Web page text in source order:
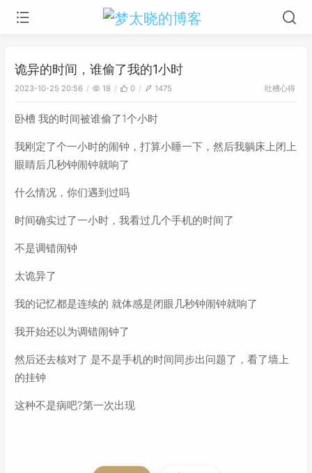
诡异的时间，谁偷了我的1小时
2023-10-25 20:56 18 0 1475 吐槽心得
卧槽 我的时间被谁偷了1个小时
我刚定了个一小时的闹钟，打算小睡一下，然后我躺床上闭上
眼睛后几秒钟闹钟就响了
什么情况，你们遇到过吗
时间确实过了一小时，我看过几个手机的时间了
不是调错闹钟
太诡异了
我的记忆都是连续的 就体感是闭眼几秒钟闹钟就响了
我开始还以为调错闹钟了
然后还去核对了 是不是手机的时间同步出问题了，看了墙上
的挂钟
这种不是病吧?第一次出现